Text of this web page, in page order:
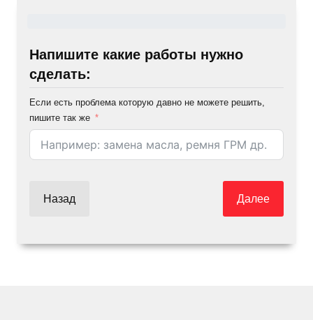
Напишите какие работы нужно
сделать:
Если есть проблема которую давно не можете решить,
пишите так же
Назад Далее